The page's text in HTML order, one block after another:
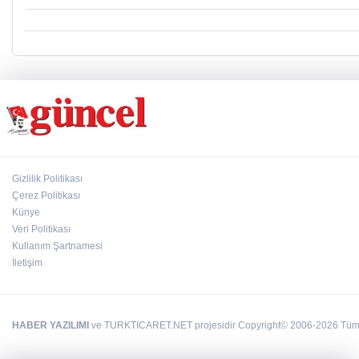
Gizlilik Politikası
Çerez Politikası
Künye
Veri Politikası
Kullanım Şartnamesi
İletişim
HABER YAZILIMI ve TURKTICARET.NET projesidir Copyright© 2006-2026 Tüm